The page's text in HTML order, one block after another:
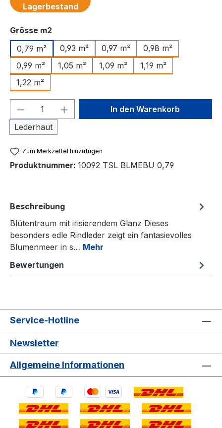
Lagerbestand
Grösse m2
0,79 m²
0,93 m² 0,97 m²
0,98 m²
0,99 m²
1,05 m² 1,09 m²
1,19 m²
1,22 m²
Produkt Anzahl: Gib den
Lederhaut
In den Warenkorb
Zum Merkzettel hinzufügen
Produktnummer: 10092 TSL BLMEBU 0,79
Beschreibung
Blütentraum mit irisierendem Glanz Dieses
besonders edle Rindleder zeigt ein fantasievolles
Blumenmeer in s… Mehr
Bewertungen
Service-Hotline
Newsletter
Allgemeine Informationen